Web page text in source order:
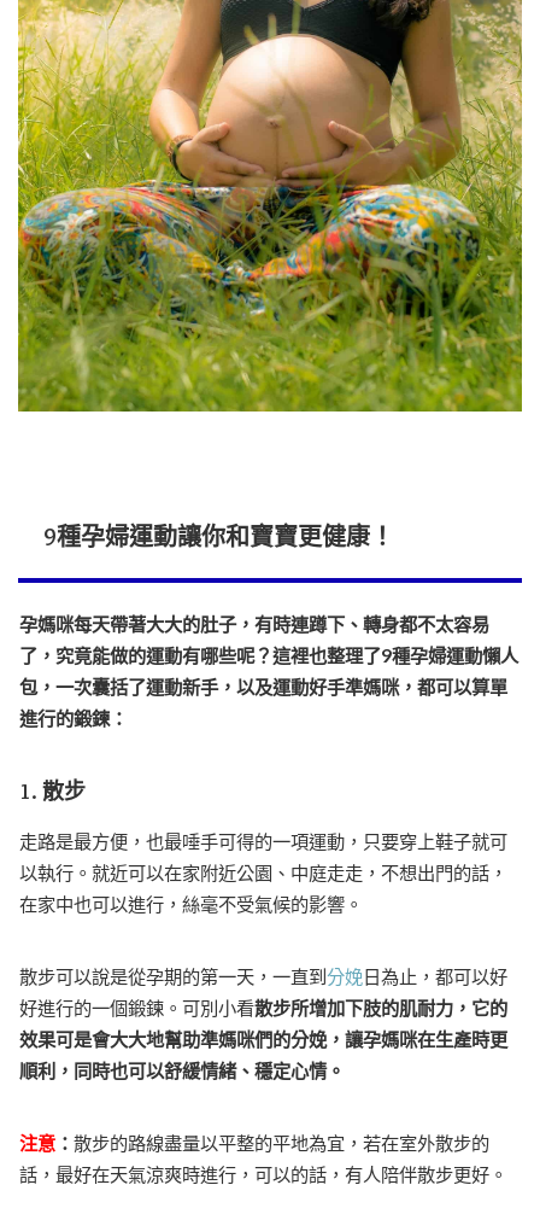
9種孕婦運動讓你和寶寶更健康！
孕媽咪每天帶著大大的肚子，有時連蹲下、轉身都不太容易
了，究竟能做的運動有哪些呢？這裡也整理了9種孕婦運動懶人
包，一次囊括了運動新手，以及運動好手準媽咪，都可以算單
進行的鍛鍊：
1. 散步
走路是最方便，也最唾手可得的一項運動，只要穿上鞋子就可
以執行。就近可以在家附近公園、中庭走走，不想出門的話，
在家中也可以進行，絲毫不受氣候的影響。
散步可以說是從孕期的第一天，一直到分娩日為止，都可以好
好進行的一個鍛鍊。可別小看散步所增加下肢的肌耐力，它的
效果可是會大大地幫助準媽咪們的分娩，讓孕媽咪在生產時更
順利，同時也可以舒緩情緒、穩定心情。
注意 ： 散步的路線盡量以平整的平地為宜，若在室外散步的
話，最好在天氣涼爽時進行，可以的話，有人陪伴散步更好。